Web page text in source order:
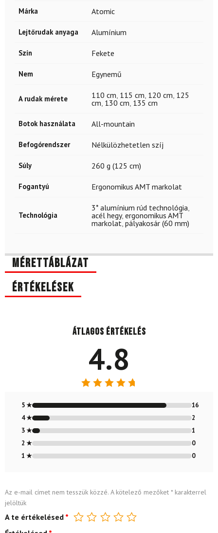
Márka Atomic
Lejtőrudak anyaga Alumínium
Szín Fekete
Nem Egynemű
A rudak mérete 110 cm 115 cm 120 cm 125
cm 130 cm 135 cm
Botok használata All-mountain
Befogórendszer Nélkülözhetetlen szíj
Súly 260 g (125 cm)
Fogantyú Ergonomikus AMT markolat
Technológia
3* alumínium rúd technológia
acél hegy, ergonomikus AMT
markolat pályakosár (60 mm)
Mérettáblázat
Értékelések
Átlagos értékelés
4.8
4.79/ 5
5 ★
16
4 ★
2
3 ★
1
2 ★
0
1 ★
0
Az e-mail címet nem tesszük közzé. A kötelező mezőket *karakterrel
jelöltük
A te értékelésed *